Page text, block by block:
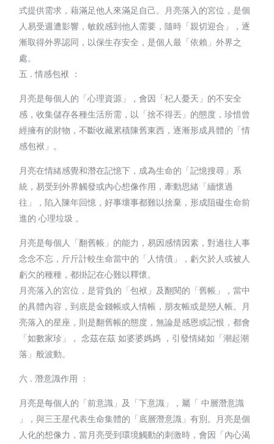
式提供需求，藉滿足他人來滿足自己。月亮落入的宮位，是個
人易受週遭影響，敏銳感到他人需要，隨時「親切迎合」，逐
漸取得外界認同，以保生存安全，是個人最「依賴」外界之
處。
五 . 情感包袱 ：
月亮是每個人的「心理資源」，會因「杞人憂天」的不安全
感，收集儲存各種生活所需，以「捨不得丟」的態度，珍惜曾
經擁有的財物，不斷收藏累積陳舊東西，逐漸形成具體的「情
感包袱」。
月亮在情緒感覺和潛在記憶下，成為生命的「記憶搜尋」系
統，易受到外界觸發或內心想像作用，牽動思緒「緬懷過
往」，陷入陳年回憶，好事壞事都難以捨棄，形成阻礙生命前
進的 心理垃圾 。
月亮是每個人「翻舊帳」的能力，易因感情因素，對過往人事
念念不忘，斤斤計較生命當中的「人情債」，虧欠於人或被人
虧欠的種種，都掛記在心難以釋懷。
月亮落入的宮位，是背負的「包袱」及翻閱的「舊帳」，當中
的具體內容，到底是金錢帳或人情帳，朋友帳或是戀人帳。月
亮落入的星座，則是翻舊帳的態度，無論是感恩或記恨，都會
「如數家珍」， 念茲在茲 如婆婆媽媽 ，引發情緒如「潮起潮
落」般波動。
六 . 潛意識作用 ：
月亮是每個人的「前意識」及「下意識」，屬「 中層潛意識
」，與三王星代表生命集體的「底層潛意識」有別。月亮是個
人化的想像力，當月亮受到環境觸動的刺激時，會因「內心渴